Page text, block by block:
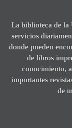
La biblioteca de la
servicios
donde pueden
de libros
conocimiento,
importantes
de